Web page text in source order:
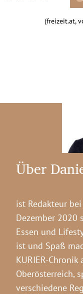
(freizeit.at,
Über
ist Redakteur
Dezember 2020
Essen und
ist und Spaß
KURIER-
Oberösterreich,
verschiedene